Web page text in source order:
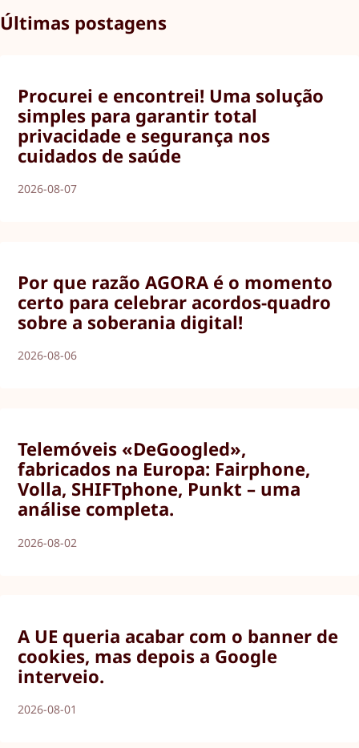
Últimas postagens
Procurei e encontrei! Uma solução
simples para garantir total
privacidade e segurança nos
cuidados de saúde
2026-08-07
Por que razão AGORA é o momento
certo para celebrar acordos-quadro
sobre a soberania digital!
2026-08-06
Telemóveis «DeGoogled»,
fabricados na Europa: Fairphone,
Volla, SHIFTphone, Punkt – uma
análise completa.
2026-08-02
A UE queria acabar com o banner de
cookies, mas depois a Google
interveio.
2026-08-01